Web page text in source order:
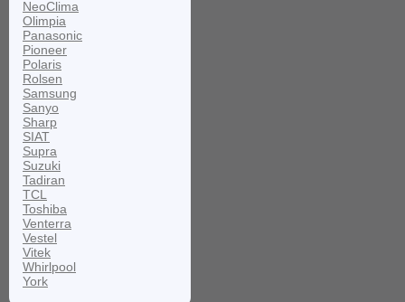
NeoClima
Olimpia
Panasonic
Pioneer
Polaris
Rolsen
Samsung
Sanyo
Sharp
SIAT
Supra
Suzuki
Tadiran
TCL
Toshiba
Venterra
Vestel
Vitek
Whirlpool
York